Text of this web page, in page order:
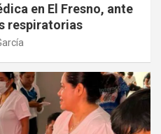
en El Fresno, ante
respiratorias